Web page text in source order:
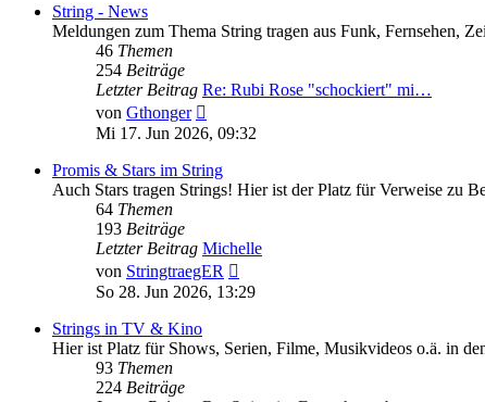
String - News
Meldungen zum Thema String tragen aus Funk, Fernsehen,
46 Themen
254 Beiträge
Letzter Beitrag Re: Rubi Rose "schockiert" mi…
von Gthonger
Beitrag
Mi 17. Jun 2026, 09:32
Promis & Stars im String
Auch Stars tragen Strings! Hier ist der Platz für Verweise zu
64 Themen
193 Beiträge
Letzter Beitrag Michelle
von StringtraegER
Beitrag
So 28. Jun 2026, 13:29
Strings in TV & Kino
Hier ist Platz für Shows, Serien, Filme, Musikvideos o.ä. in
93 Themen
224 Beiträge